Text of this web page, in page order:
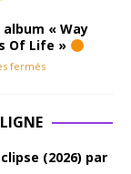
« Way
Of Life »
fermés
(2026) par